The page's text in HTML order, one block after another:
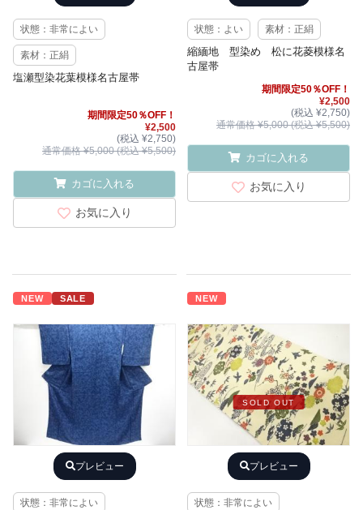
状態：非常によい
素材：正絹
塩瀬型染花葉模様名古屋帯
期間限定50％OFF！
¥2,500
(税込 ¥2,750)
通常価格 ¥5,000 (税込 ¥5,500)
カゴに入れる
お気に入り
状態：よい 素材：正絹
縮緬地 型染め 松に花菱模様名
古屋帯
期間限定50％OFF！
¥2,500
(税込 ¥2,750)
通常価格 ¥5,000 (税込 ¥5,500)
カゴに入れる
お気に入り
NEW SALE
プレビュー
状態：非常によい
NEW
SOLD OUT
プレビュー
状態：非常によい